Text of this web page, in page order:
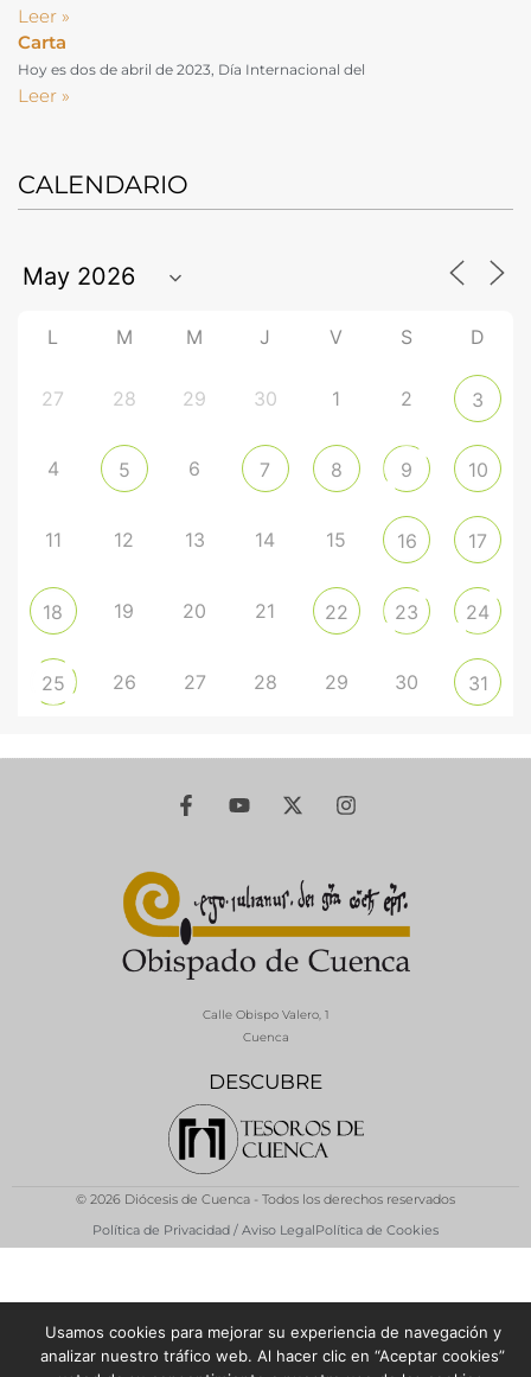
Leer »
Carta
Hoy es dos de abril de 2023, Día Internacional del
Leer »
CALENDARIO
L M M J V S D
27 28 29 30 1 2 3
4 5 6 7 8 9 10
11 12 13 14 15 16 17
18 19 20 21 22 23 24
25 26 27 28 29 30 31
DESCUBRE
Calle Obispo Valero, 1
Cuenca
© 2026 Diócesis de Cuenca - Todos los derechos reservados
Política de Privacidad / Aviso LegalPolítica de Cookies
Usamos cookies para mejorar su experiencia de navegación y
analizar nuestro tráfico web. Al hacer clic en “Aceptar cookies”